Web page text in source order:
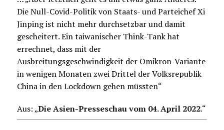
Die Null-Covid-Politik von Staats- und Parteichef Xi
Jinping ist nicht mehr durchsetzbar und damit
gescheitert. Ein taiwanischer Think-Tank hat
errechnet, dass mit der
Ausbreitungsgeschwindigkeit der Omikron-Variante
in wenigen Monaten zwei Drittel der Volksrepublik
China in den Lockdown gehen müssten“
Aus: „Die Asien-Presseschau vom 04. April 2022.“